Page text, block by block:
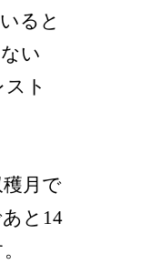
ると
い
ト
月で
と14